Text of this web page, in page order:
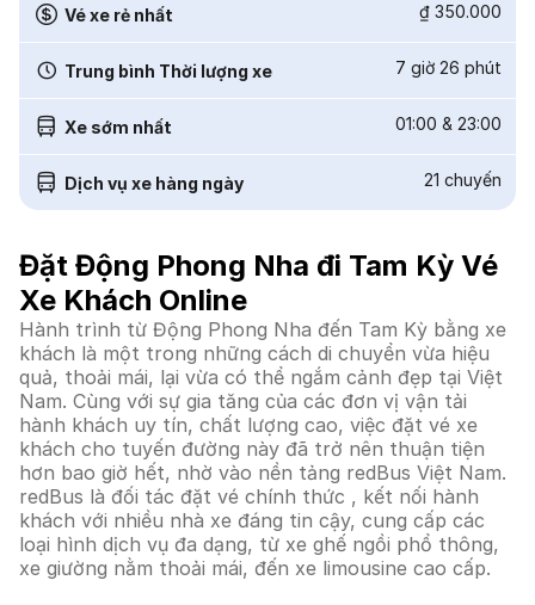
Vé xe rẻ nhất ₫ 350.000
Trung bình Thời lượng xe 7 giờ 26 phút
Xe sớm nhất 01:00 & 23:00
Dịch vụ xe hàng ngày 21 chuyến
Đặt Động Phong Nha đi Tam Kỳ Vé
Xe Khách Online
Hành trình từ Động Phong Nha đến Tam Kỳ bằng xe
khách là một trong những cách di chuyển vừa hiệu
quả, thoải mái, lại vừa có thể ngắm cảnh đẹp tại Việt
Nam. Cùng với sự gia tăng của các đơn vị vận tải
hành khách uy tín, chất lượng cao, việc đặt vé xe
khách cho tuyến đường này đã trở nên thuận tiện
hơn bao giờ hết, nhờ vào nền tảng redBus Việt Nam.
redBus là đối tác đặt vé chính thức , kết nối hành
khách với nhiều nhà xe đáng tin cậy, cung cấp các
loại hình dịch vụ đa dạng, từ xe ghế ngồi phổ thông,
xe giường nằm thoải mái, đến xe limousine cao cấp.